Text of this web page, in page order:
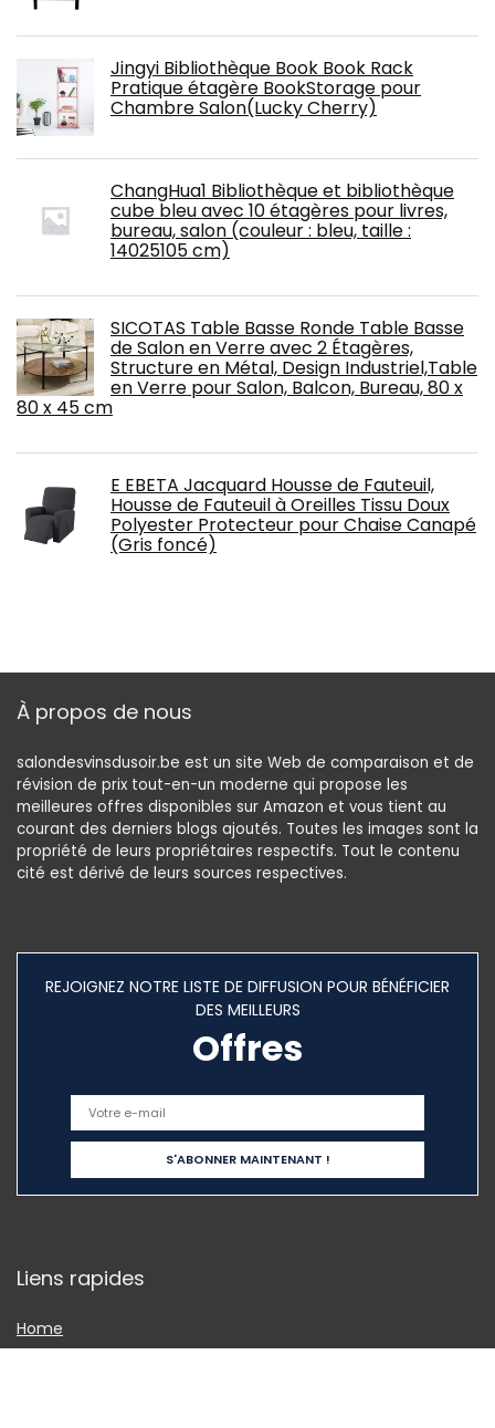
Jingyi Bibliothèque Book Book Rack
Pratique étagère BookStorage pour
Chambre Salon(Lucky Cherry)
ChangHua1 Bibliothèque et bibliothèque
cube bleu avec 10 étagères pour livres,
bureau, salon (couleur : bleu, taille :
14025105 cm)
SICOTAS Table Basse Ronde Table Basse
de Salon en Verre avec 2 Étagères,
Structure en Métal, Design Industriel,Table
en Verre pour Salon, Balcon, Bureau, 80 x
80 x 45 cm
E EBETA Jacquard Housse de Fauteuil,
Housse de Fauteuil à Oreilles Tissu Doux
Polyester Protecteur pour Chaise Canapé
(Gris foncé)
À propos de nous
salondesvinsdusoir.be est un site Web de comparaison et de
révision de prix tout-en-un moderne qui propose les
meilleures offres disponibles sur Amazon et vous tient au
courant des derniers blogs ajoutés. Toutes les images sont la
propriété de leurs propriétaires respectifs. Tout le contenu
cité est dérivé de leurs sources respectives.
REJOIGNEZ NOTRE LISTE DE DIFFUSION POUR BÉNÉFICIER
DES MEILLEURS
Offres
Liens rapides
Home